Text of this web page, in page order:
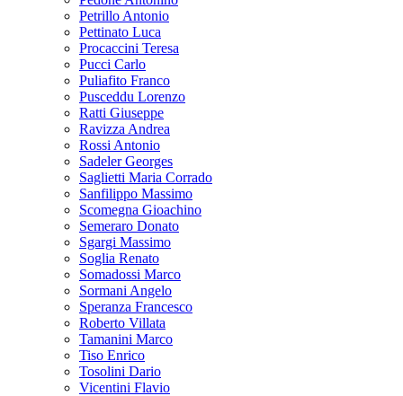
Petrillo Antonio
Pettinato Luca
Procaccini Teresa
Pucci Carlo
Puliafito Franco
Pusceddu Lorenzo
Ratti Giuseppe
Ravizza Andrea
Rossi Antonio
Sadeler Georges
Saglietti Maria Corrado
Sanfilippo Massimo
Scomegna Gioachino
Semeraro Donato
Sgargi Massimo
Soglia Renato
Somadossi Marco
Sormani Angelo
Speranza Francesco
Roberto Villata
Tamanini Marco
Tiso Enrico
Tosolini Dario
Vicentini Flavio